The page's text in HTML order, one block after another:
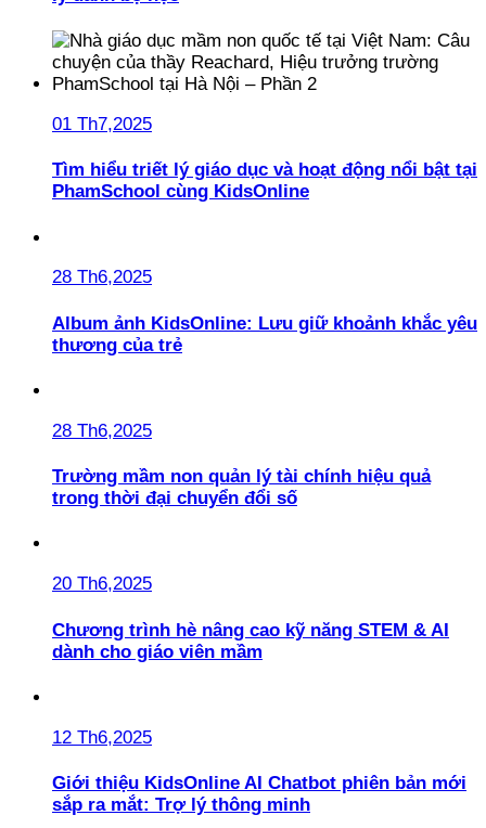
01 Th7,2025
Tìm hiểu triết lý giáo dục và hoạt động nổi bật tại
PhamSchool cùng KidsOnline
28 Th6,2025
Album ảnh KidsOnline: Lưu giữ khoảnh khắc yêu
thương của trẻ
28 Th6,2025
Trường mầm non quản lý tài chính hiệu quả
trong thời đại chuyển đổi số
20 Th6,2025
Chương trình hè nâng cao kỹ năng STEM & AI
dành cho giáo viên mầm
12 Th6,2025
Giới thiệu KidsOnline AI Chatbot phiên bản mới
sắp ra mắt: Trợ lý thông minh